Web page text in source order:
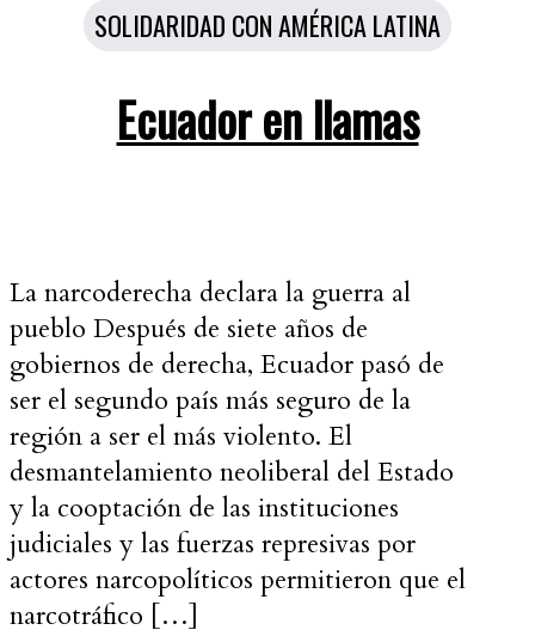
Categorías
SOLIDARIDAD CON AMÉRICA LATINA
Ecuador en llamas
La narcoderecha declara la guerra al
pueblo Después de siete años de
gobiernos de derecha, Ecuador pasó de
ser el segundo país más seguro de la
región a ser el más violento. El
desmantelamiento neoliberal del Estado
y la cooptación de las instituciones
judiciales y las fuerzas represivas por
actores narcopolíticos permitieron que el
narcotráfico […]